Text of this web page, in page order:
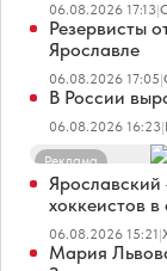
06.08.2026 17:13|
Резервисты
Ярославле
06.08.2026 17:05|
В России
06.08.2026 16:23|
Реклама
Ярославский
хоккеистов
06.08.2026 15:21|
Мария